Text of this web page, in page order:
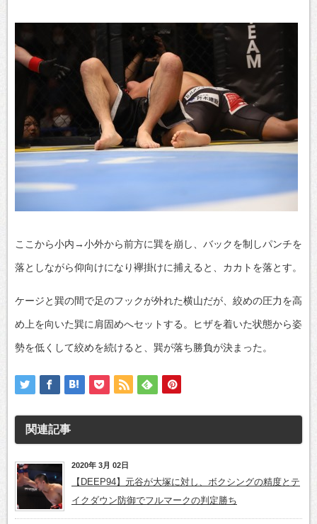
ここから小内→小外から前方に巽を崩し、バックを制しパンチを
落としながら仰向けになり襷掛けに捕えると、カカトを落とす。
ケージと巽の間で足のフックが外れた横山だが、絞めの圧力を高
め上を向いた巽に肩固めへセットする。ヒザを着いた状態から姿
勢を低くして絞めを続けると、巽が落ち勝負が決まった。
関連記事
2020年 3月 02日
【DEEP94】元谷が大塚に対し、ボクシングの精度とテ
イクダウン防御でフルマークの判定勝ち